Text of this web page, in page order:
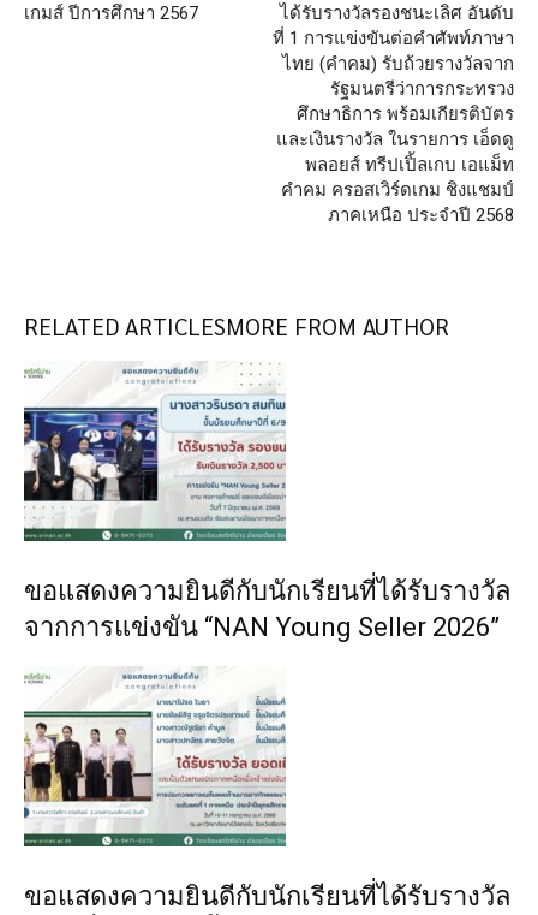
เกมส์ ปีการศึกษา 2567
ได้รับรางวัลรองชนะเลิศ อันดับ
ที่ 1 การแข่งขันต่อคำศัพท์ภาษา
ไทย (คำคม) รับถ้วยรางวัลจาก
รัฐมนตรีว่าการกระทรวง
ศึกษาธิการ พร้อมเกียรติบัตร
และเงินรางวัล ในรายการ เอ็ดดู
พลอยส์ ทรีปเปิ้ลเกบ เอแม็ท
คำคม ครอสเวิร์ดเกม ชิงแชมป์
ภาคเหนือ ประจำปี 2568
RELATED ARTICLESMORE FROM AUTHOR
ขอแสดงความยินดีกับนักเรียนที่ได้รับรางวัล
จากการแข่งขัน “NAN Young Seller 2026”
ขอแสดงความยินดีกับนักเรียนที่ได้รับรางวัล